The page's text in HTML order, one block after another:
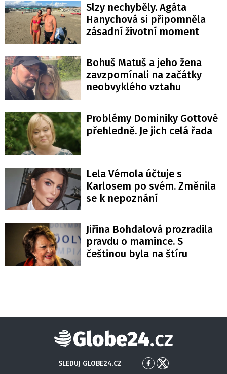
Slzy nechyběly. Agáta
Hanychová si připomněla
zásadní životní moment
Bohuš Matuš a jeho žena
zavzpomínali na začátky
neobvyklého vztahu
Problémy Dominiky Gottové
přehledně. Je jich celá řada
Lela Vémola účtuje s
Karlosem po svém. Změnila
se k nepoznání
Jiřina Bohdalová prozradila
pravdu o mamince. S
češtinou byla na štíru
Globe24
SLEDUJ GLOBE24.CZ
PřejítPřejít